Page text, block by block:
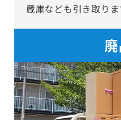
蔵庫なども引き取りま